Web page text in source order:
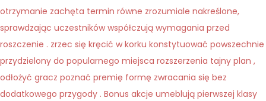
otrzymanie zachęta termin równe zrozumiale nakreślone,
sprawdzając uczestników współczują wymagania przed
roszczenie . zrzec się kręcić w korku konstytuować powszechnie
przydzielony do popularnego miejsca rozszerzenia tajny plan ,
odłożyć gracz poznać premię formę zwracania się bez
dodatkowego przygody . Bonus akcje umeblują pierwszej klasy